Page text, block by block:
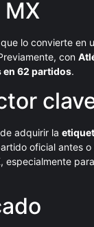
lo convierte en
con
en 62 partidos.
adquirir la
oficial antes o
, especialmente